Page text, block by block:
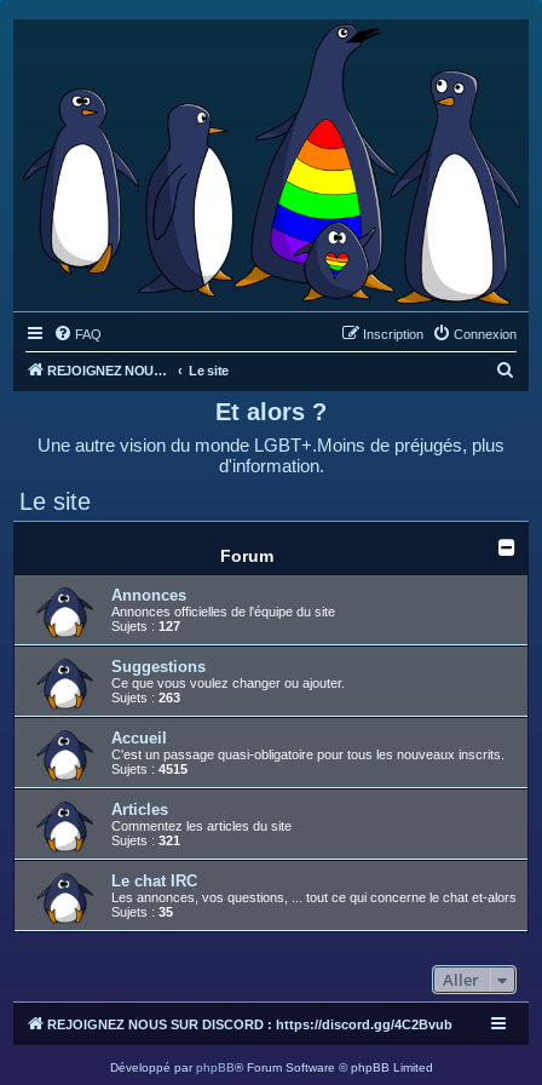
FAQ Connexion
Inscription
REJOIGNEZ NOUS SUR DISCORD : https://discord.gg/4C2Bvub Le site
h
Et alors ?
Une autre vision du monde LGBT+.Moins de préjugés, plus
d'information.
Le site
Forum
Annonces
Annonces officielles de l'équipe du site
Sujets : 127
Suggestions
Ce que vous voulez changer ou ajouter.
Sujets : 263
Accueil
C'est un passage quasi-obligatoire pour tous les nouveaux inscrits.
Sujets : 4515
Articles
Commentez les articles du site
Sujets : 321
Le chat IRC
Les annonces, vos questions, ... tout ce qui concerne le chat et-alors
Sujets : 35
Aller
REJOIGNEZ NOUS SUR DISCORD : https://discord.gg/4C2Bvub
Développé parphpBB® Forum Software © phpBB Limited